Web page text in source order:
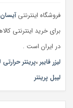
فروشگاه اینترنتی
برای خرید اینترنتی
در ایران است .
لیزر فایبر،پرینتر حرارتی 58U
لیبل پرینتر